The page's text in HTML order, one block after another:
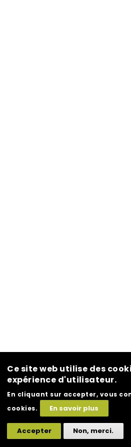
Ce site web utilise des
expérience d'utilisateur.
En cliquant sur accepter, vous
cookies.
En savoir plus
Accepter Non, merci.